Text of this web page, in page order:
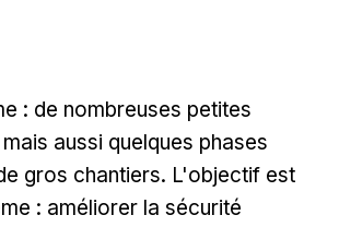
: de nombreuses petites
aussi quelques phases
gros chantiers. L'objectif est
: améliorer la sécurité